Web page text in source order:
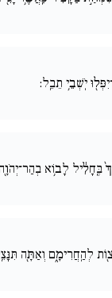
יֹֽשְׁבֵ֥י תֵבֵֽל:
לָב֥וֹא
לְהַֽחֲרִימָ֑ם וְאַתָּ֖ה